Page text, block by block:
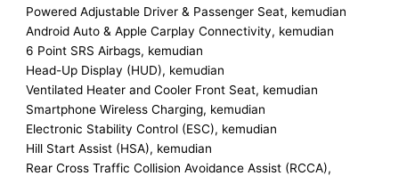
Powered Adjustable Driver & Passenger Seat, kemudian
Android Auto & Apple Carplay Connectivity, kemudian
6 Point SRS Airbags, kemudian
Head-Up Display (HUD), kemudian
Ventilated Heater and Cooler Front Seat, kemudian
Smartphone Wireless Charging, kemudian
Electronic Stability Control (ESC), kemudian
Hill Start Assist (HSA), kemudian
Rear Cross Traffic Collision Avoidance Assist (RCCA),